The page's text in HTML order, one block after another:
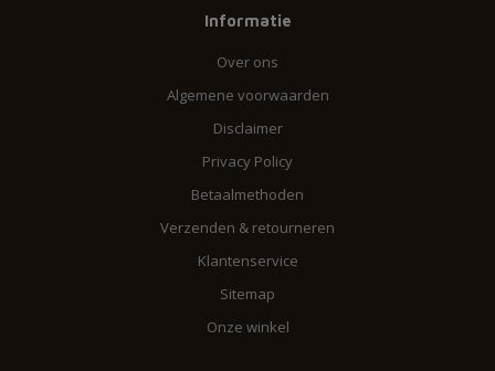
Informatie
Over ons
Algemene voorwaarden
Disclaimer
Privacy Policy
Betaalmethoden
Verzenden & retourneren
Klantenservice
Sitemap
Onze winkel